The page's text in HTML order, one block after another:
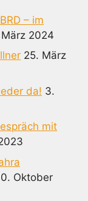
– im
2024
25. März
da! 3.
mit
Oktober